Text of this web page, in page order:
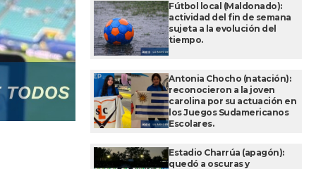
Fútbol local (Maldonado):
actividad del fin de semana
sujeta a la evolución del
tiempo.
Antonia Chocho (natación):
reconocieron a la joven
carolina por su actuación en
los Juegos Sudamericanos
Escolares.
Estadio Charrúa (apagón):
quedó a oscuras y